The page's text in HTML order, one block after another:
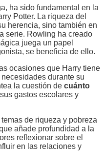
ha sido fundamental en la
Potter. La riqueza del
herencia, sino también en
serie. Rowling ha creado
juega un papel
se beneficia de ello.
ocasiones que Harry tiene
durante su
la cuestión de cuánto
gastos escolares y
de riqueza y pobreza
añade profundidad a la
reflexionar sobre el
en las relaciones y